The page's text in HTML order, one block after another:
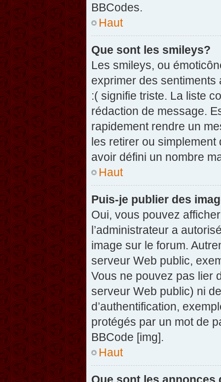
BBCodes.
Haut
Que sont les smileys?
Les smileys, ou
exprimer des
:( signifie triste. La liste
rédaction de message.
rapidement rendre un
les retirer ou simplement
avoir défini un nombre
Haut
Puis-je publier des
Oui, vous pouvez
l’administrateur a
image sur le forum.
serveur Web public,
Vous ne pouvez pas lier
serveur Web public) ni
d’authentification,
protégés par un mot de
BBCode [img].
Haut
Que sont les annonces